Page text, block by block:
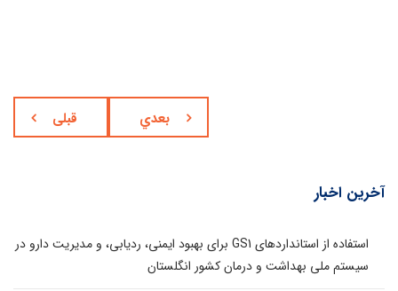
قبلی بعدي
آخرین اخبار
استفاده از استانداردهای GS1 برای بهبود ایمنی، ردیابی، و مدیریت دارو در
سیستم ملی بهداشت و درمان کشور انگلستان